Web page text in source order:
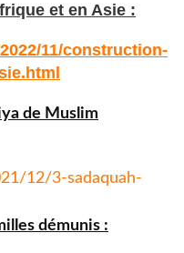
et en Asie :
2022/11/construction-
de Muslim
12/3-sadaquah-
démunis :